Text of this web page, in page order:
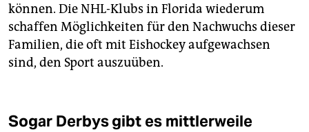
können. Die NHL-Klubs in Florida wiederum
schaffen Möglichkeiten für den Nachwuchs dieser
Familien, die oft mit Eishockey aufgewachsen
sind, den Sport auszuüben.
Sogar Derbys gibt es mittlerweile